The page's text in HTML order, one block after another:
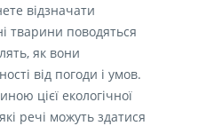
відзначати
тварини поводяться
як вони
від погоди і умов.
цієї екологічної
речі можуть здатися